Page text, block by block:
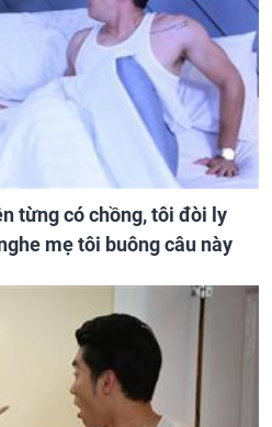
từng có chồng, tôi đòi ly
mẹ tôi buông câu này